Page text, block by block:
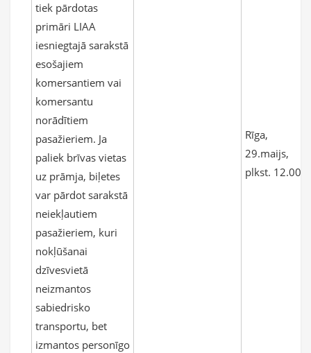
tiek pārdotas
primāri LIAA
iesniegtajā sarakstā
esošajiem
komersantiem vai
komersantu
norādītiem
pasažieriem. Ja
paliek brīvas vietas
uz prāmja, biļetes
var pārdot sarakstā
neiekļautiem
pasažieriem, kuri
nokļūšanai
dzīvesvietā
neizmantos
sabiedrisko
transportu, bet
izmantos personīgo
Rīga,
29.maijs,
plkst. 12.00